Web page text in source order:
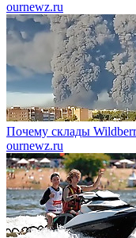
ournewz.ru
Почему склады
ournewz.ru